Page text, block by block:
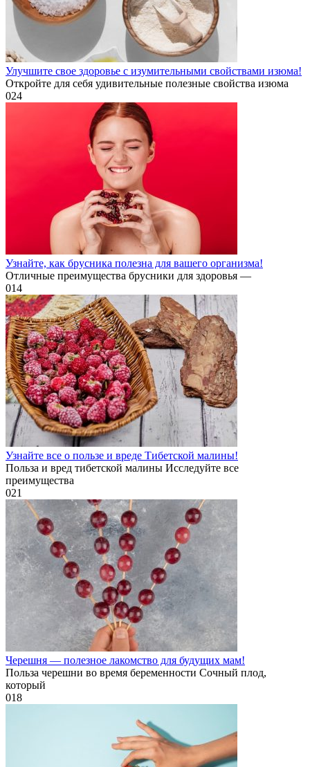
Улучшите свое здоровье с изумительными свойствами изюма!
Откройте для себя удивительные полезные свойства изюма
024
Узнайте, как брусника полезна для вашего организма!
Отличные преимущества брусники для здоровья —
014
Узнайте все о пользе и вреде Тибетской малины!
Польза и вред тибетской малины Исследуйте все
преимущества
021
Черешня — полезное лакомство для будущих мам!
Польза черешни во время беременности Сочный плод,
который
018